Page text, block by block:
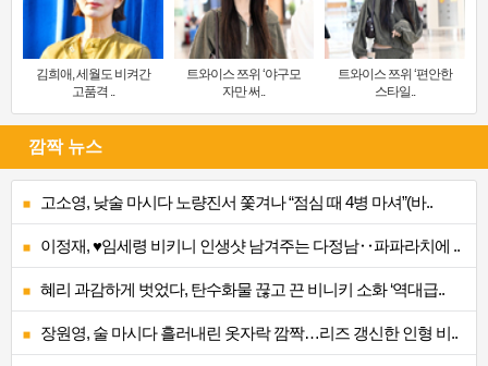
김희애, 세월도 비켜간
고품격 ..
트와이스 쯔위 ‘야구모
자만 써..
트와이스 쯔위 ‘편안한
스타일..
깜짝 뉴스
고소영, 낮술 마시다 노량진서 쫓겨나 “점심 때 4병 마셔”(바..
이정재, ♥임세령 비키니 인생샷 남겨주는 다정남‥파파라치에 ..
혜리 과감하게 벗었다, 탄수화물 끊고 끈 비니키 소화 ‘역대급..
장원영, 술 마시다 흘러내린 옷자락 깜짝…리즈 갱신한 인형 비..